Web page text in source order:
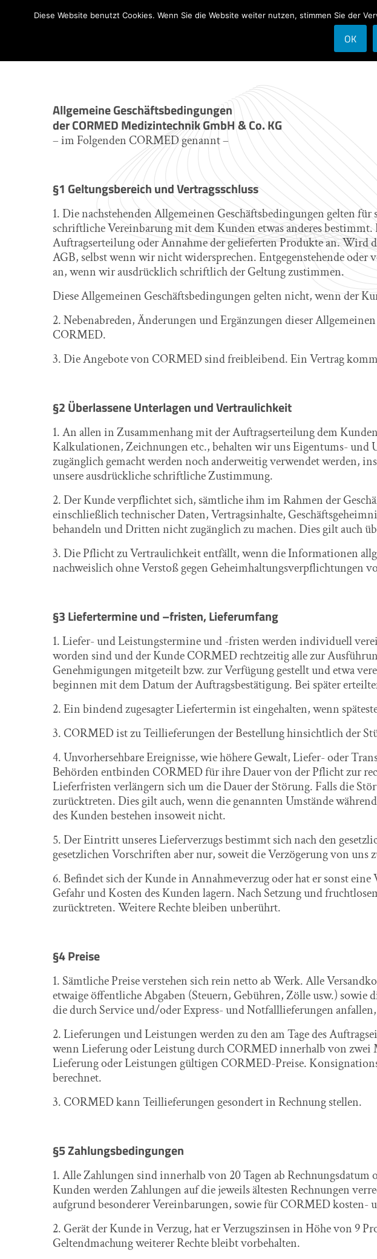
Diese Website benutzt Cookies. Wenn Sie die Website weiter nutzen, stimmen Sie der
OK
Allgemeine Geschäftsbedingungen
der CORMED Medizintechnik GmbH & Co. KG
– im Folgenden CORMED genannt –
§1 Geltungsbereich und Vertragsschluss
1. Die nachstehenden Allgemeinen Geschäftsbedingungen gelten
schriftliche Vereinbarung mit dem Kunden etwas anderes
Auftragserteilung oder Annahme der gelieferten Produkte an. Wird
AGB, selbst wenn wir nicht widersprechen. Entgegenstehende
an, wenn wir ausdrücklich schriftlich der Geltung zustimmen.
Diese Allgemeinen Geschäftsbedingungen gelten nicht, wenn der
2. Nebenabreden, Änderungen und Ergänzungen dieser
CORMED.
3. Die Angebote von CORMED sind freibleibend. Ein Vertrag
§2 Überlassene Unterlagen und Vertraulichkeit
1. An allen in Zusammenhang mit der Auftragserteilung dem
Kalkulationen, Zeichnungen etc., behalten wir uns Eigentums-
zugänglich gemacht werden noch anderweitig verwendet werden,
unsere ausdrückliche schriftliche Zustimmung.
2. Der Kunde verpflichtet sich, sämtliche ihm im Rahmen der
einschließlich technischer Daten, Vertragsinhalte,
behandeln und Dritten nicht zugänglich zu machen. Dies gilt auch
3. Die Pflicht zu Vertraulichkeit entfällt, wenn die Informationen
nachweislich ohne Verstoß gegen Geheimhaltungsverpflichtungen
§3 Liefertermine und –fristen, Lieferumfang
1. Liefer- und Leistungstermine und -fristen werden individuell
worden sind und der Kunde CORMED rechtzeitig alle zur
Genehmigungen mitgeteilt bzw. zur Verfügung gestellt und etwa
beginnen mit dem Datum der Auftragsbestätigung. Bei später
2. Ein bindend zugesagter Liefertermin ist eingehalten, wenn
3. CORMED ist zu Teillieferungen der Bestellung hinsichtlich der
4. Unvorhersehbare Ereignisse, wie höhere Gewalt, Liefer- oder
Behörden entbinden CORMED für ihre Dauer von der Pflicht zur
Lieferfristen verlängern sich um die Dauer der Störung. Falls die
zurücktreten. Dies gilt auch, wenn die genannten Umstände
des Kunden bestehen insoweit nicht.
5. Der Eintritt unseres Lieferverzugs bestimmt sich nach den
gesetzlichen Vorschriften aber nur, soweit die Verzögerung von uns
6. Befindet sich der Kunde in Annahmeverzug oder hat er sonst
Gefahr und Kosten des Kunden lagern. Nach Setzung und
zurücktreten. Weitere Rechte bleiben unberührt.
§4 Preise
1. Sämtliche Preise verstehen sich rein netto ab Werk. Alle
etwaige öffentliche Abgaben (Steuern, Gebühren, Zölle usw.) sowie
die durch Service und/oder Express- und Notfalllieferungen
2. Lieferungen und Leistungen werden zu den am Tage des
wenn Lieferung oder Leistung durch CORMED innerhalb von zwei
Lieferung oder Leistungen gültigen CORMED-Preise.
berechnet.
3. CORMED kann Teillieferungen gesondert in Rechnung stellen.
§5 Zahlungsbedingungen
1. Alle Zahlungen sind innerhalb von 20 Tagen ab
Kunden werden Zahlungen auf die jeweils ältesten Rechnungen
aufgrund besonderer Vereinbarungen, sowie für CORMED kosten-
2. Gerät der Kunde in Verzug, hat er Verzugszinsen in Höhe von 9
Geltendmachung weiterer Rechte bleibt vorbehalten.